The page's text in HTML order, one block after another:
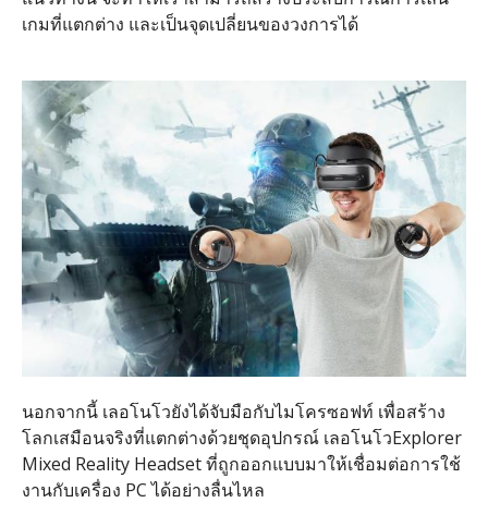
เกมที่แตกต่าง และเป็นจุดเปลี่ยนของวงการได้
นอกจากนี้ เลอโนโวยังได้จับมือกับไมโครซอฟท์ เพื่อสร้าง
โลกเสมือนจริงที่แตกต่างด้วยชุดอุปกรณ์​ เลอโนโวExplorer
Mixed Reality Headset ที่ถูกออกแบบมาให้เชื่อมต่อการใช้
งานกับเครื่อง PC ได้อย่างลื่นไหล